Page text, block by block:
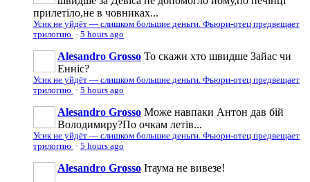
прилетіло,не в човниках...
Усик не уйдёт — слишком большие деньги. Фьюри-отец предвещает
трилогию · 5 hours ago
Alesandro Grosso То скажи хто швидше Зайас чи
Енніс?
Усик не уйдёт — слишком большие деньги. Фьюри-отец предвещает
трилогию · 5 hours ago
Alesandro Grosso Може навпаки Антон дав бій
Володимиру?По очкам летів...
Усик не уйдёт — слишком большие деньги. Фьюри-отец предвещает
трилогию · 5 hours ago
Alesandro Grosso Ітаума не вивезе!